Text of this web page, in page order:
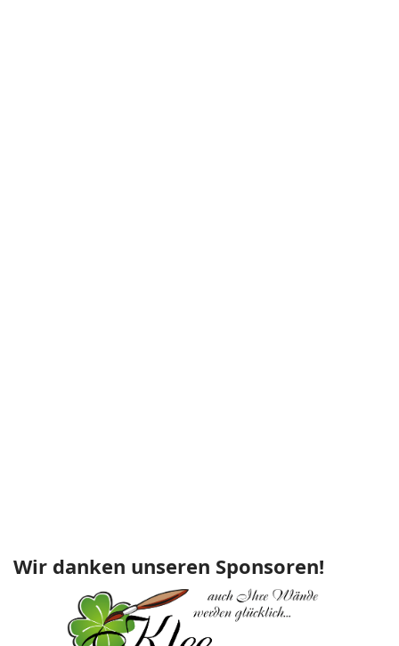
Wir danken unseren Sponsoren!